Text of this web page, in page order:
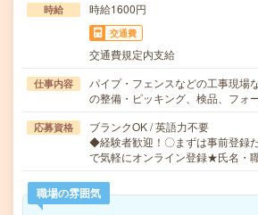
時給 時給1600円
交通費
交通費規定内支給
仕事内容
パイプ・フェンスなどの工事現場
の整備・ピッキング、検品、フォ
応募資格
ブランクOK / 英語力不要
◆経験者歓迎！〇まずは事前登録
で気軽にオンライン登録★氏名・
職場の雰囲気